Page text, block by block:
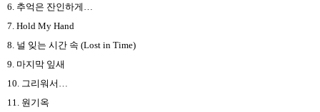
6. 추억은 잔인하게
7. Hold My Hand
8. 널 잊는 시간 속 (Lost in Time)
9. 마지막 잎새
10. 그리워서
11. 원기옥